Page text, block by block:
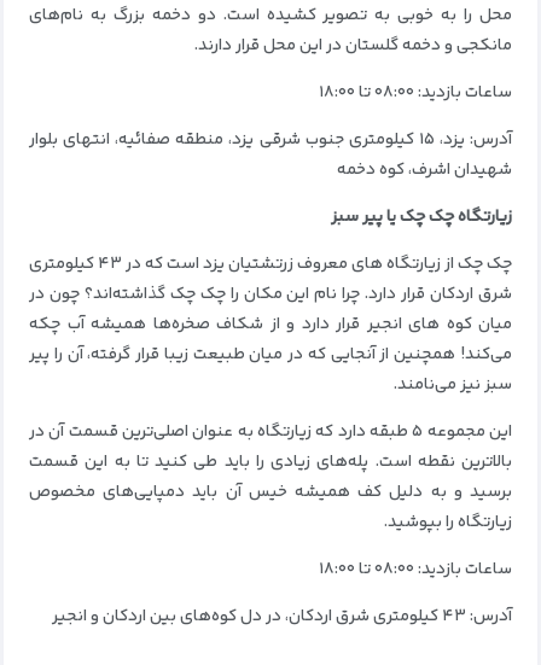
محل را به خوبی به تصویر کشیده است. دو دخمه بزرگ به نام‌های
مانکجی و دخمه گلستان در این محل قرار دارند.
ساعات بازدید: ۰۸:۰۰ تا ۱۸:۰۰
آدرس: یزد، ۱۵ کیلومتری جنوب شرقی یزد، منطقه صفائیه، انتهای بلوار
شهیدان اشرف، کوه دخمه
زیارتگاه چک چک یا پیر سبز
چک چک از زیارتگاه های معروف زرتشتیان یزد است که در ۴۳ کیلومتری
شرق اردکان قرار دارد. چرا نام این مکان را چک چک گذاشته‌اند؟ چون در
میان کوه‌ های انجیر قرار دارد و از شکاف صخره‌ها همیشه آب چکه
می‌کند! همچنین از آنجایی که در میان طبیعت زیبا قرار گرفته، آن را پیر
سبز نیز می‌نامند.
این مجموعه ۵ طبقه دارد که زیارتگاه به عنوان اصلی‌ترین قسمت آن در
بالاترین نقطه است. پله‌های زیادی را باید طی کنید تا به این قسمت
برسید و به دلیل کف همیشه خیس آن باید دمپایی‌های مخصوص
زیارتگاه را بپوشید.
ساعات بازدید: ۰۸:۰۰ تا ۱۸:۰۰
آدرس: ۴۳ کیلومتری شرق اردکان، در دل کوه‌های بین اردکان و انجیر